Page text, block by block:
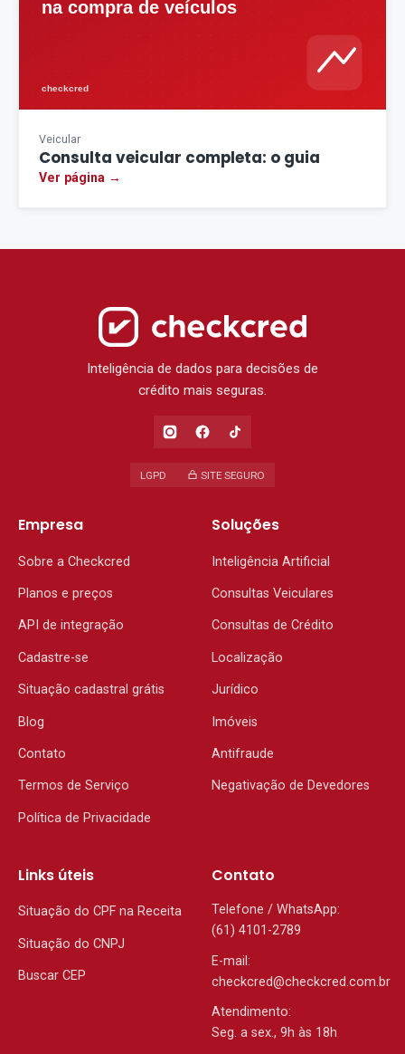
Veicular
Consulta veicular completa: o guia
Ver página →
Inteligência de dados para decisões de
crédito mais seguras.
LGPD SITE SEGURO
Soluções
Inteligência Artificial
Consultas Veiculares
Consultas de Crédito
Localização
Jurídico
Imóveis
Antifraude
Negativação de Devedores
Empresa
Sobre a Checkcred
Planos e preços
API de integração
Cadastre-se
Situação cadastral grátis
Blog
Contato
Termos de Serviço
Política de Privacidade
Links úteis
Situação do CPF na Receita
Situação do CNPJ
Buscar CEP
Contato
Telefone / WhatsApp:
(61) 4101-2789
E-mail:
checkcred@checkcred.com.br
Atendimento:
Seg. a sex., 9h às 18h